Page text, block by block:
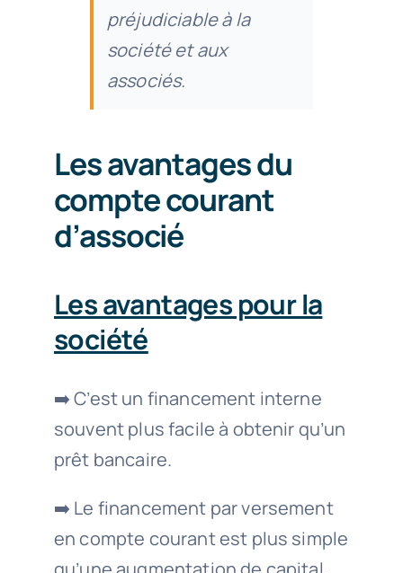
préjudiciable à la
société et aux
associés.
Les avantages du
compte courant
d’associé
Les avantages pour la
société
➡️ C’est un financement interne
souvent plus facile à obtenir qu’un
prêt bancaire.
➡️ Le financement par versement
en compte courant est plus simple